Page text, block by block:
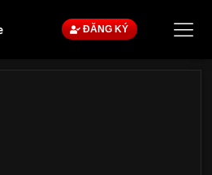
ĐĂNG KÝ